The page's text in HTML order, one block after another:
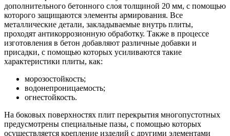
дополнительного бетонного слоя толщиной 20 мм, с помощью
которого защищаются элементы армирования. Все
металлические детали, закладываемые внутрь плиты,
проходят антикоррозионную обработку. Также в процессе
изготовления в бетон добавляют различные добавки и
присадки, с помощью которых усиливаются такие
характеристики плиты, как:
морозостойкость;
водонепроницаемость;
огнестойкость.
На боковых поверхностях плит перекрытия многопустотных
предусмотрены специальные пазы, с помощью которых
осуществляется крепление изделий с другими элементами